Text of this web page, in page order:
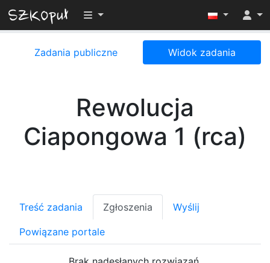
Przełącz widoczność menu
Zadania publiczne Widok zadania
Rewolucja
Ciapongowa 1 (rca)
Treść zadania Zgłoszenia Wyślij
Powiązane portale